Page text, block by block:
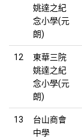
姚達之紀
念小學(元
朗)
12
東華三院
姚達之紀
念小學(元
朗)
13
台山商會
中學